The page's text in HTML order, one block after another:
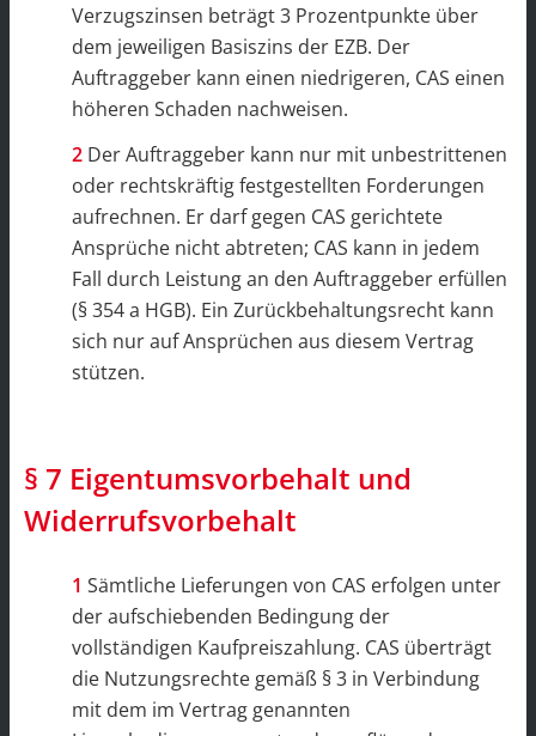
Verzugszinsen beträgt 3 Prozentpunkte über
dem jeweiligen Basiszins der EZB. Der
Auftraggeber kann einen niedrigeren, CAS einen
höheren Schaden nachweisen.
Der Auftraggeber kann nur mit unbestrittenen
oder rechtskräftig festgestellten Forderungen
aufrechnen. Er darf gegen CAS gerichtete
Ansprüche nicht abtreten; CAS kann in jedem
Fall durch Leistung an den Auftraggeber erfüllen
(§ 354 a HGB). Ein Zurückbehaltungsrecht kann
sich nur auf Ansprüchen aus diesem Vertrag
stützen.
§ 7 Eigentumsvorbehalt und
Widerrufsvorbehalt
Sämtliche Lieferungen von CAS erfolgen unter
der aufschiebenden Bedingung der
vollständigen Kaufpreiszahlung. CAS überträgt
die Nutzungsrechte gemäß § 3 in Verbindung
mit dem im Vertrag genannten